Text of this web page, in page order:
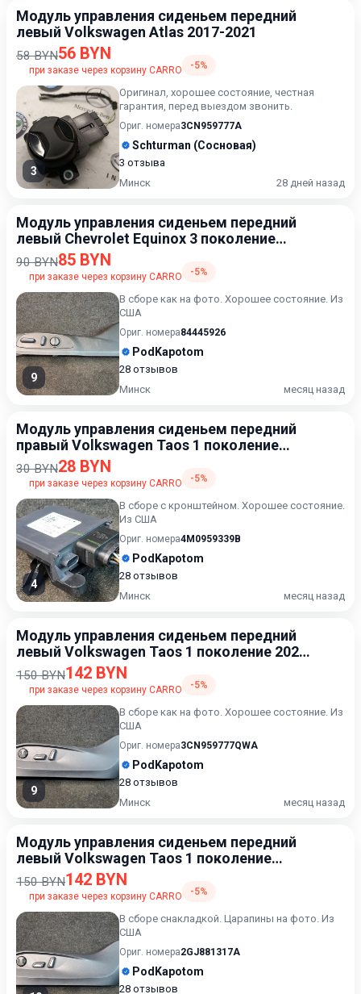
Модуль управления сиденьем передний
левый Volkswagen Atlas 2017-2021
58 BYN56 BYN
при заказе через корзину CARRO -5%
3
Оригинал, хорошее состояние, честная
гарантия, перед выездом звонить.
Ориг. номера3CN959777A
Schturman (Сосновая)
3 отзыва
Минск
28 дней назад
Модуль управления сиденьем передний
левый Chevrolet Equinox 3 поколение
[рестайлинг] 2021-2024
90 BYN85 BYN
при заказе через корзину CARRO -5%
9
В сборе как на фото. Хорошее состояние. Из
США
Ориг. номера84445926
PodKapotom
28 отзывов
Минск
месяц назад
Модуль управления сиденьем передний
правый Volkswagen Taos 1 поколение
2020-2024
30 BYN28 BYN
при заказе через корзину CARRO -5%
4
В сборе с кронштейном. Хорошее состояние.
Из США
Ориг. номера4M0959339B
PodKapotom
28 отзывов
Минск
месяц назад
Модуль управления сиденьем передний
левый Volkswagen Taos 1 поколение 2020-
2024
150 BYN142 BYN
при заказе через корзину CARRO -5%
9
В сборе как на фото. Хорошее состояние. Из
США
Ориг. номера3CN959777QWA
PodKapotom
28 отзывов
Минск
месяц назад
Модуль управления сиденьем передний
левый Volkswagen Taos 1 поколение
[рестайлинг] 2024-2026
150 BYN142 BYN
при заказе через корзину CARRO -5%
В сборе снакладкой. Царапины на фото. Из
США
Ориг. номера2GJ881317A
PodKapotom
28 отзывов